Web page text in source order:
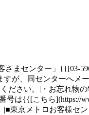
さまセンター」{{[03-
が、同センターへメ
ださい。|・お忘れ
号は{{[こちら
東京メトロお客様セ